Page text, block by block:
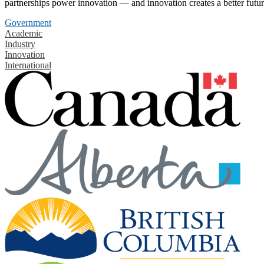
partnerships power innovation — and innovation creates a better
Government
Academic
Industry
Innovation
International